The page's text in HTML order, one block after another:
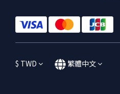
$ TWD 繁體中文